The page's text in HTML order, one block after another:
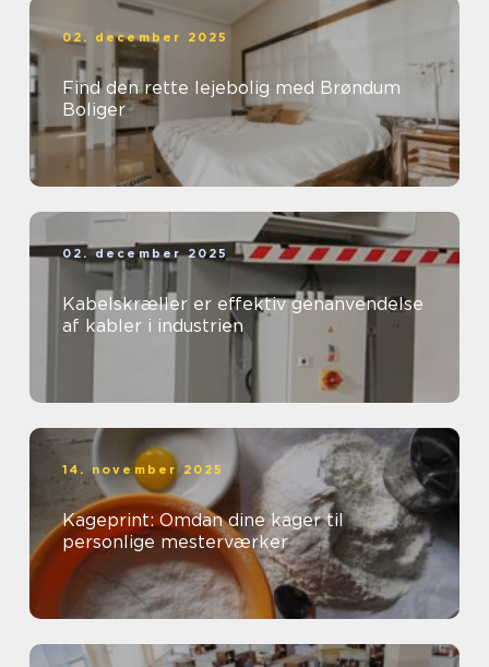
02. december 2025
Find den rette lejebolig med Brøndum
Boliger
02. december 2025
Kabelskræller er effektiv genanvendelse
af kabler i industrien
14. november 2025
Kageprint: Omdan dine kager til
personlige mesterværker